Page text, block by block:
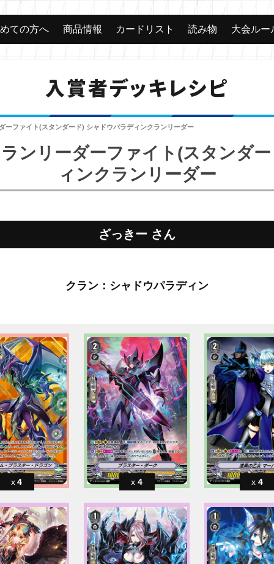
ての方へ 商品情報 カードリスト 読み物 大会ルー
入賞者デッキレシピ
ーファイト(スタンダード) シャドウパラディンクランリーダー
ンリーダーファイト(スタンダ
ィンクランリーダー
ざっきー さん
クラン：シャドウパラディン
4 4 4